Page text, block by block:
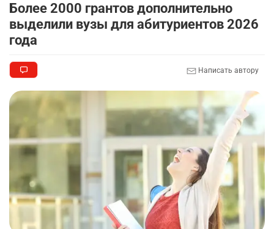
Более 2000 грантов дополнительно
выделили вузы для абитуриентов 2026
года
Написать автору